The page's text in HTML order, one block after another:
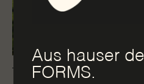
Aus hauser
FORMS.